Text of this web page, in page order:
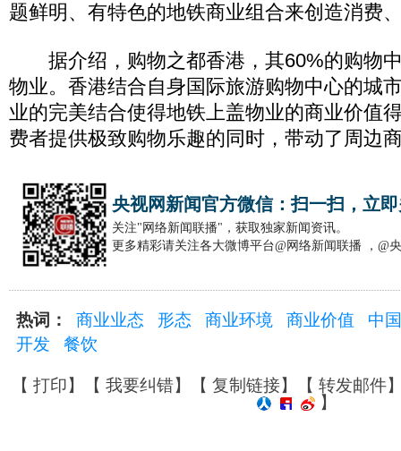
题鲜明、有特色的地铁商业组合来创造消费
据介绍，购物之都香港，其60%的购物
物业。香港结合自身国际旅游购物中心的城
业的完美结合使得地铁上盖物业的商业价值
费者提供极致购物乐趣的同时，带动了周边
央视网新闻官方微信：扫一扫，立
关注"网络新闻联播"，获取独家新闻资讯。
更多精彩请关注各大微博平台@网络新闻联播 ，@
热词： 商业业态 形态 商业环境 商业价值
中
开发
餐饮
【 打印】【 我要纠错】【 复制链接】【 转发邮件
】